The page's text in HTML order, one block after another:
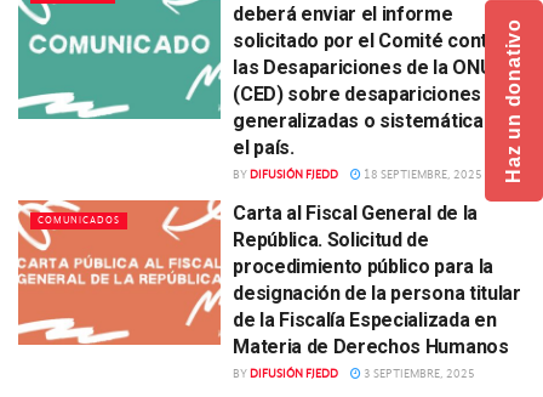
deberá enviar el informe
solicitado por el Comité contra
las Desapariciones de la ONU
(CED) sobre desapariciones
generalizadas o sistemáticas en
el país.
BY DIFUSIÓN FJEDD 18 SEPTIEMBRE, 2025
COMUNICADOS
Carta al Fiscal General de la
República. Solicitud de
procedimiento público para la
designación de la persona titular
de la Fiscalía Especializada en
Materia de Derechos Humanos
BY DIFUSIÓN FJEDD 3 SEPTIEMBRE, 2025
Haz un donativo